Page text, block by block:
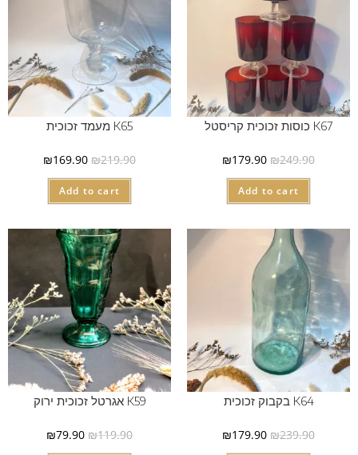
K67 כוסות זכוכית קריסטל
₪249.90
₪179.90
Add to cart
K65 מעמד זכוכית
₪219.90
₪169.90
Add to cart
K64 בקבוק זכוכית
₪239.90
₪179.90
K59 אגרטל זכוכית ירוק
₪119.90
₪79.90